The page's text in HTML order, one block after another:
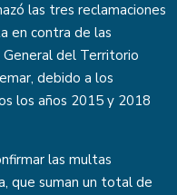
las tres reclamaciones
en contra de las
General del Territorio
debido a los
los años 2015 y 2018
las multas
que suman un total de